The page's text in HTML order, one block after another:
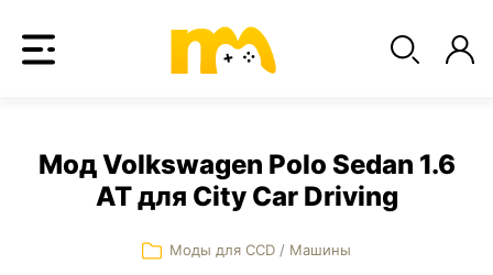
Мод Volkswagen Polo Sedan 1.6
AT для City Car Driving
Моды для CCD / Машины